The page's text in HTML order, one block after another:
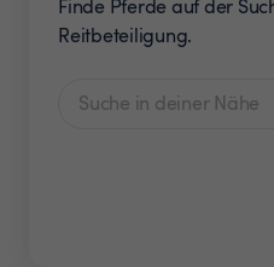
Finde Pferde auf der
Reitbeteiligung.